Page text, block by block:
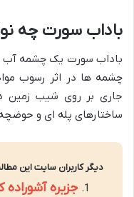
باداب سورت چه
باداب سورت یک چشمه آب
چشمه ها در اثر رسوب
جاری بر روی شیب زمین
ساختارهای پله ای و
دیگر کاربران سایت این
جزیره